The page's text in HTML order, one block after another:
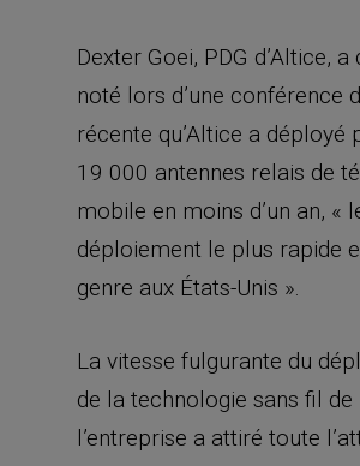
Dexter Goei, PDG d’Altice, a
noté lors d’une conférence
récente qu’Altice a déployé
19 000 antennes relais de
mobile en moins d’un an, «
déploiement le plus rapide
genre aux États-Unis ».
La vitesse fulgurante du
de la technologie sans fil de
l’entreprise a attiré toute